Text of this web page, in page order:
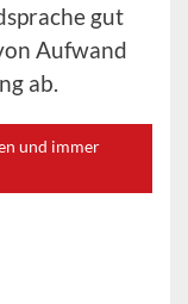
gut
Aufwand
ab.
und immer